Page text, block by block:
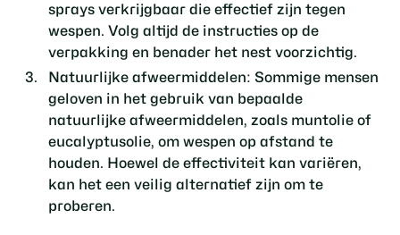
sprays verkrijgbaar die effectief zijn tegen
wespen. Volg altijd de instructies op de
verpakking en benader het nest voorzichtig.
Natuurlijke afweermiddelen: Sommige mensen
geloven in het gebruik van bepaalde
natuurlijke afweermiddelen, zoals muntolie of
eucalyptusolie, om wespen op afstand te
houden. Hoewel de effectiviteit kan variëren,
kan het een veilig alternatief zijn om te
proberen.